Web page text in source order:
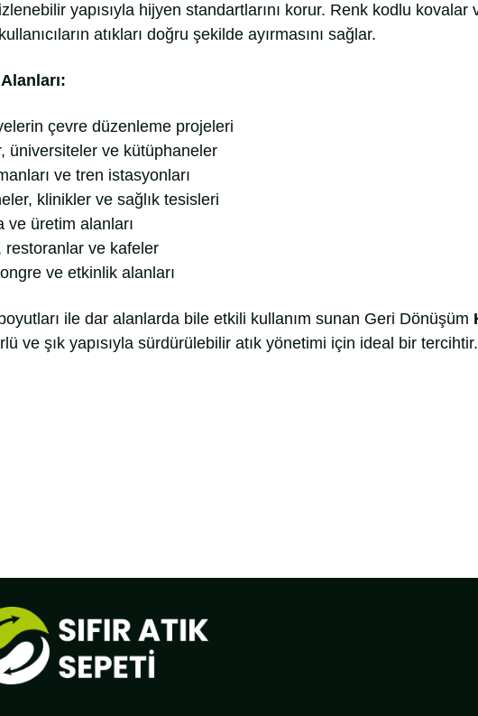
yapısıyla hijyen standartlarını korur. Renk kodlu kovalar
atıkları doğru şekilde ayırmasını sağlar.
çevre düzenleme projeleri
üniversiteler ve kütüphaneler
ve tren istasyonları
klinikler ve sağlık tesisleri
ve üretim alanları
restoranlar ve kafeler
ve etkinlik alanları
ile dar alanlarda bile etkili kullanım sunan Geri Dönüşüm
ve şık yapısıyla sürdürülebilir atık yönetimi için ideal bir tercihtir.